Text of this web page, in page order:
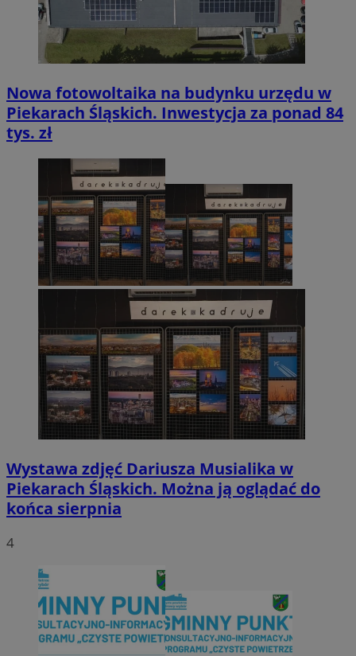
Nowa fotowoltaika na budynku urzędu w
Piekarach Śląskich. Inwestycja za ponad 84
tys. zł
Wystawa zdjęć Dariusza Musialika w
Piekarach Śląskich. Można ją oglądać do
końca sierpnia
4